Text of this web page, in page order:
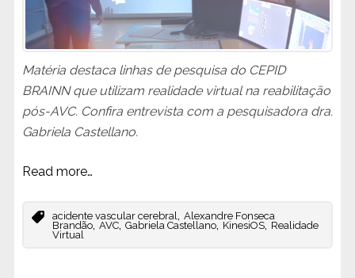
Matéria destaca linhas de pesquisa do CEPID
BRAINN que utilizam realidade virtual na reabilitação
pós-AVC. Confira entrevista com a pesquisadora dra.
Gabriela Castellano.
Read more…
acidente vascular cerebral
Alexandre Fonseca
Brandão, AVC, Gabriela Castellano, KinesiOS, Realidade
Virtual